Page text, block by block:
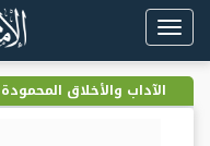
Toggle
navigation
الآداب والأخلاق المحمودة